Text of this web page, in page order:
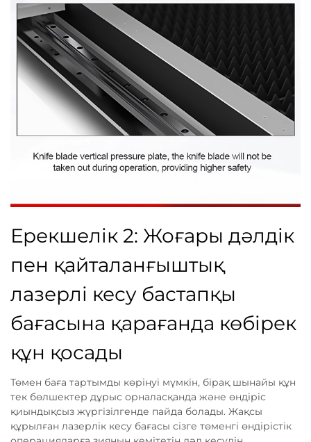
Ерекшелік 2: Жоғары дәлдік
пен қайталанғыштық
лазерлі кесу бастапқы
бағасына қарағанда көбірек
құн қосады
Төмен баға тартымды көрінуі мүмкін, бірақ шынайы құн
тек бөлшектер дұрыс орналасқанда және өндіріс
қиындықсыз жүргізілгенде пайда болады. Жақсы
құрылған лазерлік кесу бағасы сізге төменгі өндірістік